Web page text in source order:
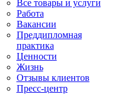
Все товары и услуги
Работа
Вакансии
Преддипломная
практика
Ценности
Жизнь
Отзывы клиентов
Пресс-центр